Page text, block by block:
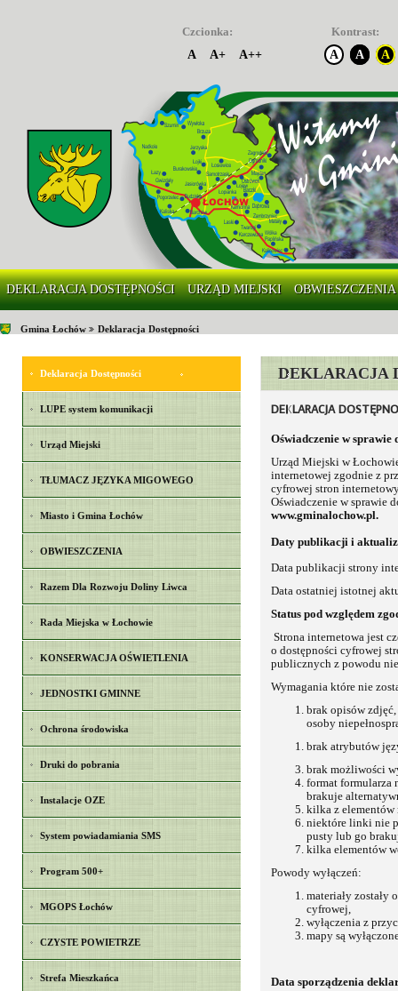
Czcionka:
A
A+ A++
Kontrast:
A
A A
DEKLARACJA DOSTĘPNOŚCI URZĄD MIEJSKI OBWIESZCZENIA
Gmina Łochów Deklaracja Dostępności
Deklaracja Dostępności
LUPE system komunikacji
Urząd Miejski
TŁUMACZ JĘZYKA MIGOWEGO
Miasto i Gmina Łochów
OBWIESZCZENIA
Razem Dla Rozwoju Doliny Liwca
Rada Miejska w Łochowie
KONSERWACJA OŚWIETLENIA
JEDNOSTKI GMINNE
Ochrona środowiska
Druki do pobrania
Instalacje OZE
System powiadamiania SMS
Program 500+
MGOPS Łochów
CZYSTE POWIETRZE
Strefa Mieszkańca
DEKLARACJA
DEKLARACJA
Oświadczenie w sprawie
Urząd Miejski w
internetowej zgodnie z
cyfrowej stron
Oświadczenie w sprawie
www.gminalochow.pl.
Daty publikacji i
Data publikacji strony
Data ostatniej istotnej
Status pod względem
Strona internetowa jest
o dostępności cyfrowej
publicznych z powodu
Wymagania które nie
brak opisów
osoby
brak atrybutów
brak możliwości
format formularza
brakuje
kilka z elementów
niektóre linki nie
pusty lub go
kilka elementów
Powody wyłączeń:
materiały zostały
cyfrowej,
wyłączenia z
mapy są
Data sporządzenia